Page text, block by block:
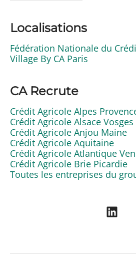
Localisations
Fédération Nationale du
Village By CA Paris
CA Recrute
Crédit Agricole Alpes
Crédit Agricole Alsace Vosges
Crédit Agricole Anjou Maine
Crédit Agricole Aquitaine
Crédit Agricole Atlantique
Crédit Agricole Brie Picardie
Toutes les entreprises du